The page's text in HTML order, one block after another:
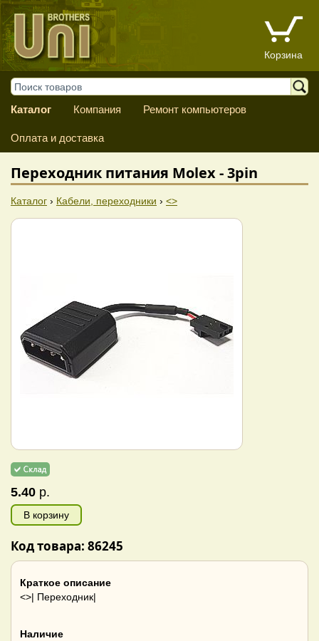
Корзина
Каталог Компания Ремонт компьютеров
Оплата и доставка
Переходник питания Molex - 3pin
Каталог › Кабели, переходники › <>
5.40 р.
В корзину
Код товара: 86245
Краткое описание
<>| Переходник|
Наличие